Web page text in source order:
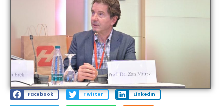
Facebook Twitter LinkedIn